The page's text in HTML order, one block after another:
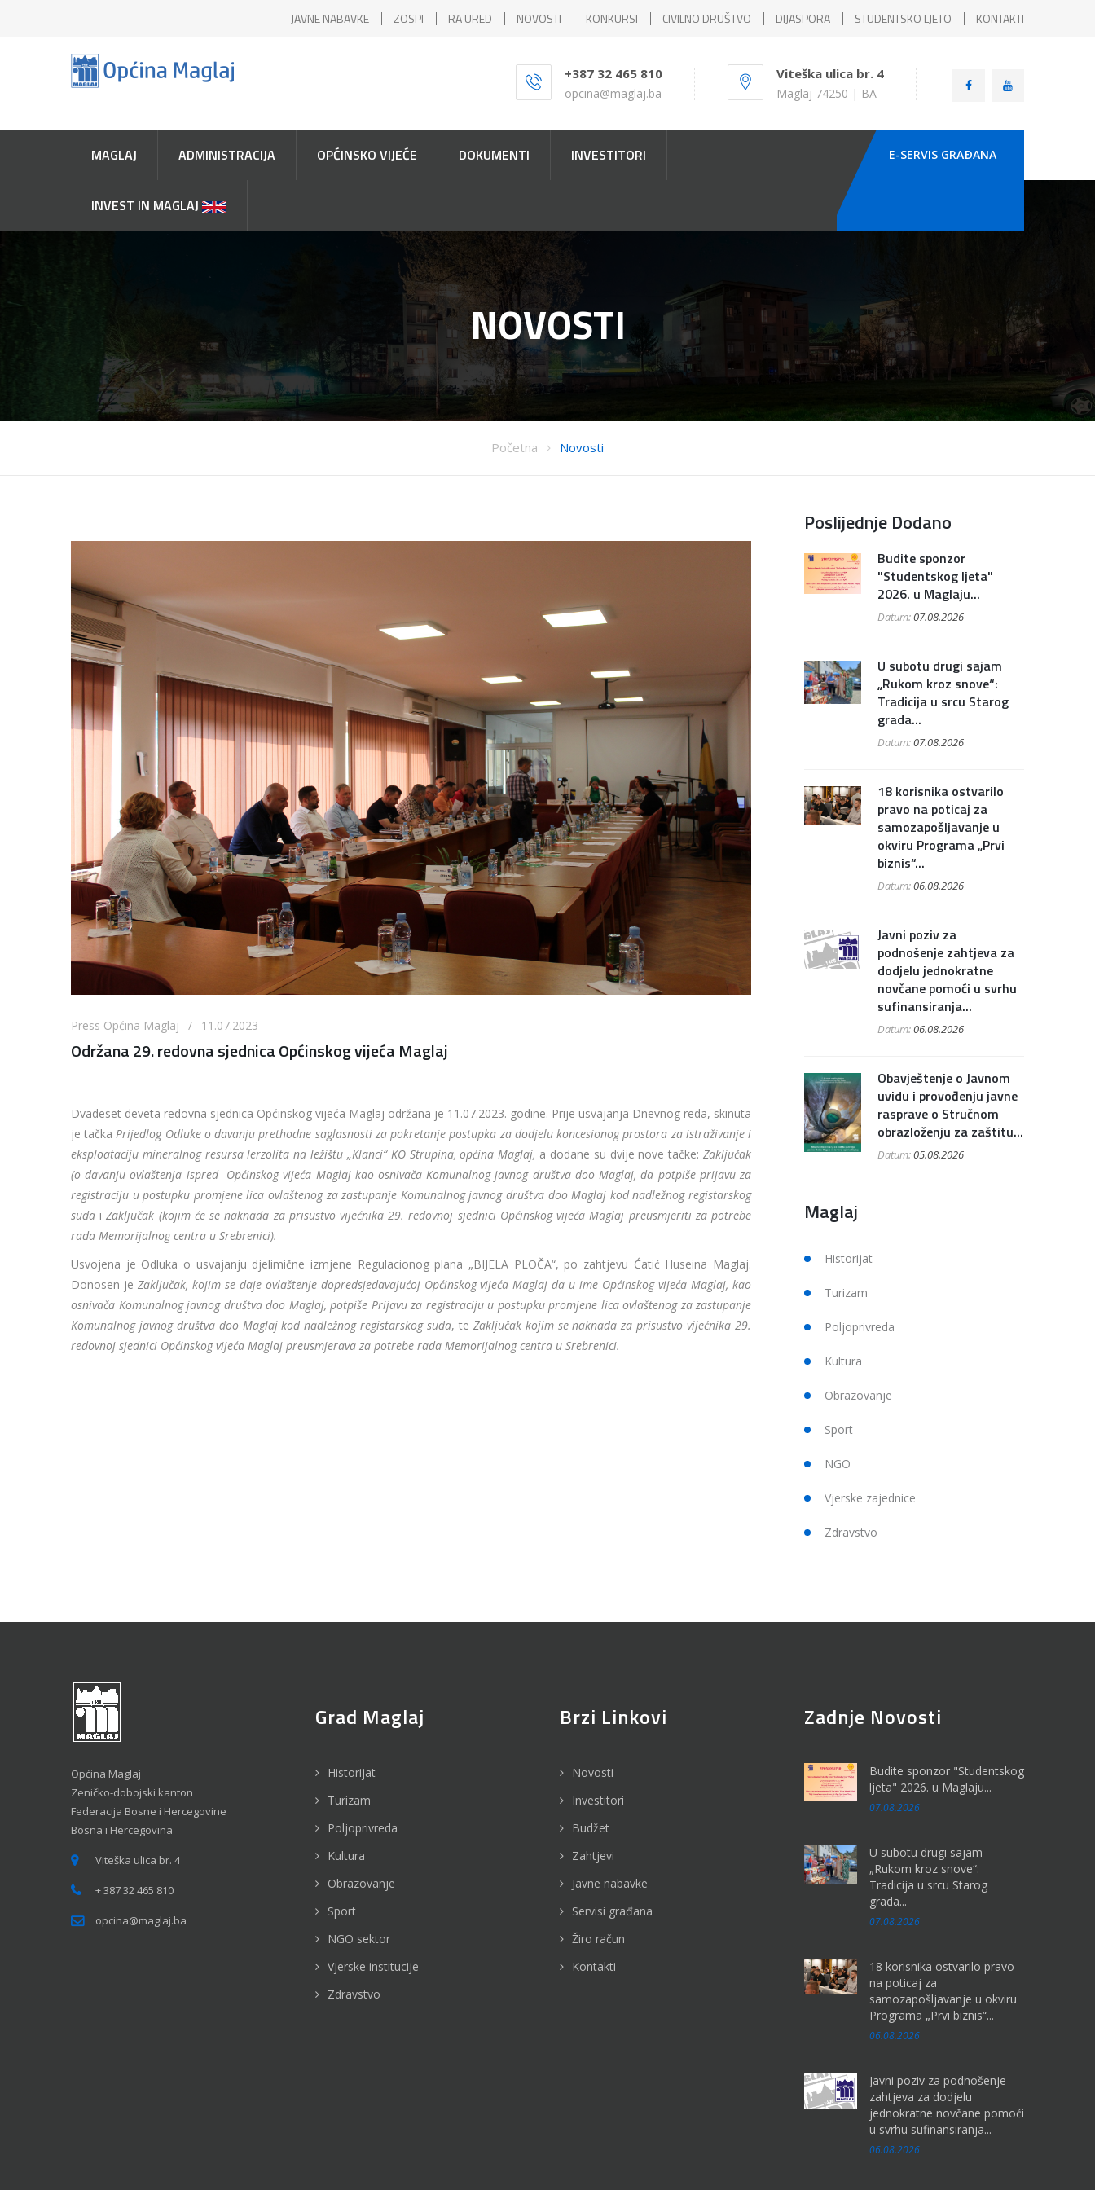
JAVNE NABAVKE ZOSPI RA URED NOVOSTI KONKURSI CIVILNO DRUŠTVO DIJASPORA STUDENTSKO LJETO KONTAKTI
+387 32 465 810
opcina@maglaj.ba
Viteška ulica br. 4
Maglaj 74250 | BA
MAGLAJ ADMINISTRACIJA OPĆINSKO VIJEĆE DOKUMENTI INVESTITORI
INVEST IN MAGLAJ
E-SERVIS GRAÐANA
NOVOSTI
Početna Novosti
Press Općina Maglaj / 11.07.2023
Održana 29. redovna sjednica Općinskog vijeća Maglaj
Dvadeset deveta redovna sjednica Općinskog vijeća Maglaj održana je 11.07.2023. godine. Prije usvajanja Dnevnog reda, skinuta
je tačka Prijedlog Odluke o davanju prethodne saglasnosti za pokretanje postupka za dodjelu koncesionog prostora za istraživanje i
eksploataciju mineralnog resursa lerzolita na ležištu „Klanci“ KO Strupina, općina Maglaj, a dodane su dvije nove tačke:Zaključak
(o davanju ovlaštenja ispred Općinskog vijeća Maglaj kao osnivača Komunalnog javnog društva doo Maglaj, da potpiše prijavu za
registraciju u postupku promjene lica ovlaštenog za zastupanje Komunalnog javnog društva doo Maglaj kod nadležnog registarskog
suda iZaključak (kojim će se naknada za prisustvo vijećnika 29. redovnoj sjednici Općinskog vijeća Maglaj preusmjeriti za potrebe
rada Memorijalnog centra u Srebrenici).
Usvojena je Odluka o usvajanju djelimične izmjene Regulacionog plana „BIJELA PLOČA“, po zahtjevu Ćatić Huseina Maglaj.
Donosen je Zaključak, kojim se daje ovlaštenje dopredsjedavajućoj Općinskog vijeća Maglaj da u ime Općinskog vijeća Maglaj, kao
osnivača Komunalnog javnog društva doo Maglaj, potpiše Prijavu za registraciju u postupku promjene lica ovlaštenog za zastupanje
Komunalnog javnog društva doo Maglaj kod nadležnog registarskog suda, te Zaključak kojim se naknada za prisustvo vijećnika 29.
redovnoj sjednici Općinskog vijeća Maglaj preusmjerava za potrebe rada Memorijalnog centra u Srebrenici.
Poslijednje Dodano
Budite sponzor
"Studentskog ljeta"
2026. u Maglaju...
Datum:07.08.2026
U subotu drugi sajam
„Rukom kroz snove“:
Tradicija u srcu Starog
grada...
Datum:07.08.2026
18 korisnika ostvarilo
pravo na poticaj za
samozapošljavanje u
okviru Programa „Prvi
biznis“...
Datum:06.08.2026
Javni poziv za
podnošenje zahtjeva za
dodjelu jednokratne
novčane pomoći u svrhu
sufinansiranja...
Datum:06.08.2026
Obavještenje o Javnom
uvidu i provođenju javne
rasprave o Stručnom
obrazloženju za zaštitu...
Datum:05.08.2026
Maglaj
Historijat
Turizam
Poljoprivreda
Kultura
Obrazovanje
Sport
NGO
Vjerske zajednice
Zdravstvo
Općina Maglaj
Zeničko-dobojski kanton
Federacija Bosne i Hercegovine
Bosna i Hercegovina
Viteška ulica br. 4
+ 387 32 465 810
opcina@maglaj.ba
Grad Maglaj
Historijat
Turizam
Poljoprivreda
Kultura
Obrazovanje
Sport
NGO sektor
Vjerske institucije
Zdravstvo
Brzi Linkovi
Novosti
Investitori
Budžet
Zahtjevi
Javne nabavke
Servisi građana
Žiro račun
Kontakti
Zadnje Novosti
Budite sponzor "Studentskog
ljeta" 2026. u Maglaju...
07.08.2026
U subotu drugi sajam
„Rukom kroz snove“:
Tradicija u srcu Starog
grada...
07.08.2026
18 korisnika ostvarilo pravo
na poticaj za
samozapošljavanje u okviru
Programa „Prvi biznis“...
06.08.2026
Javni poziv za podnošenje
zahtjeva za dodjelu
jednokratne novčane pomoći
u svrhu sufinansiranja...
06.08.2026